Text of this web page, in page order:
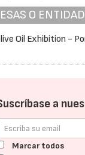
O
Oil Exhibition -
a
Marcar todos